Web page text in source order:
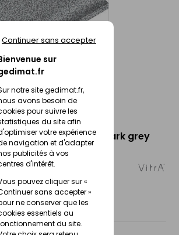
sur
notre site gedimat.fr,
avons besoin de
pour suivre les
du site afin
votre expérience
navigation et d'adapter
publicités à vos
d'intérêt.
pouvez cliquer sur «
sans accepter »
ne conserver que les
essentiels au
du site.
Continuer sans accepter
DOTTI - 10 x 20 cm - dark grey
Fiche technique